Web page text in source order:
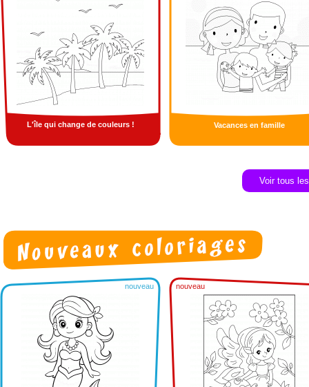
L'île qui change de couleurs ! Vacances en famille
Voir tous
nouveau nouveau